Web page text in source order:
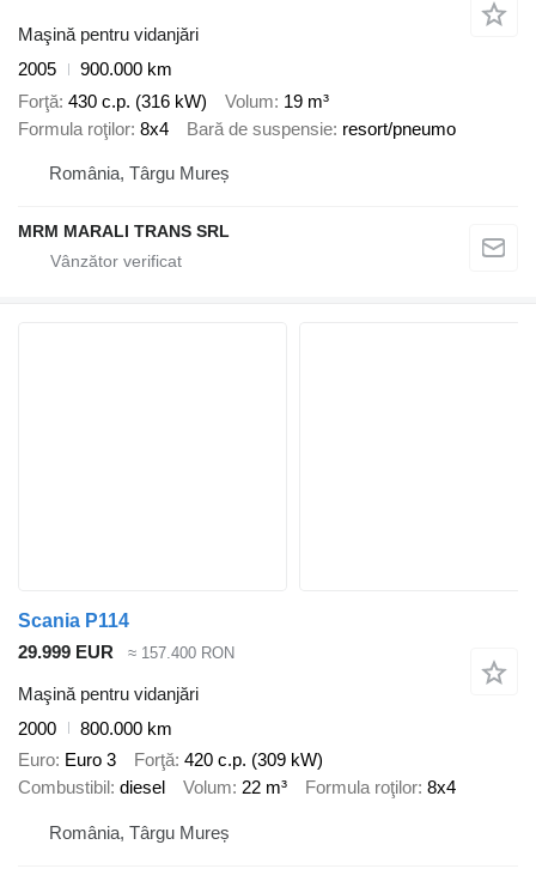
Maşină pentru vidanjări
2005
900.000 km
Forţă 430 c.p. (316 kW) Volum 19 m³
Formula roţilor 8x4 Bară de suspensie resort/pneumo
România, Târgu Mureș
MRM MARALI TRANS SRL
Scania P114
29.999 EUR
≈ 157.400 RON
Maşină pentru vidanjări
2000
800.000 km
Euro Euro 3 Forţă 420 c.p. (309 kW)
Combustibil diesel Volum 22 m³ Formula roţilor 8x4
România, Târgu Mureș